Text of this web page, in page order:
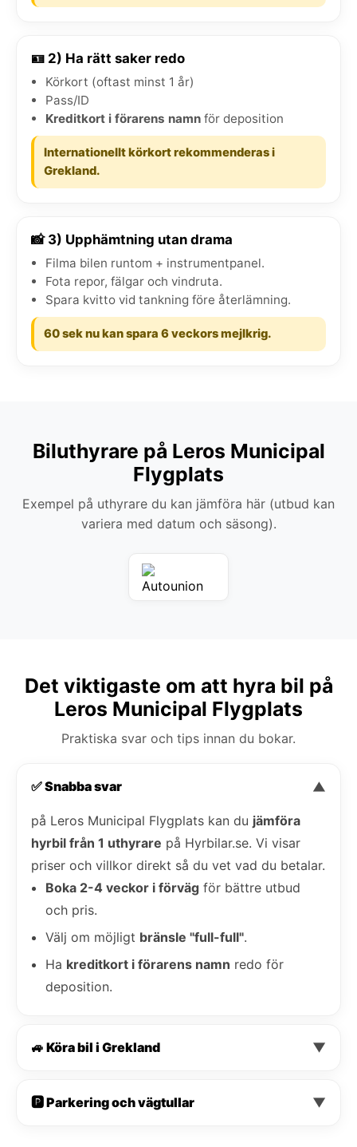
🪪 2) Ha rätt saker redo
Körkort (oftast minst 1 år)
Pass/ID
Kreditkort i förarens namn för deposition
Internationellt körkort rekommenderas i
Grekland.
📸 3) Upphämtning utan drama
Filma bilen runtom + instrumentpanel.
Fota repor, fälgar och vindruta.
Spara kvitto vid tankning före återlämning.
60 sek nu kan spara 6 veckors mejlkrig.
Biluthyrare på Leros Municipal
Flygplats
Exempel på uthyrare du kan jämföra här (utbud kan
variera med datum och säsong).
Det viktigaste om att hyra bil på
Leros Municipal Flygplats
Praktiska svar och tips innan du bokar.
✅ Snabba svar ▼
på Leros Municipal Flygplats kan du jämföra
hyrbil från 1 uthyrare på Hyrbilar.se. Vi visar
priser och villkor direkt så du vet vad du betalar.
Boka 2-4 veckor i förväg för bättre utbud
och pris.
Välj om möjligt bränsle "full-full".
Ha kreditkort i förarens namn redo för
deposition.
🚙 Köra bil i Grekland ▼
🅿️ Parkering och vägtullar ▼